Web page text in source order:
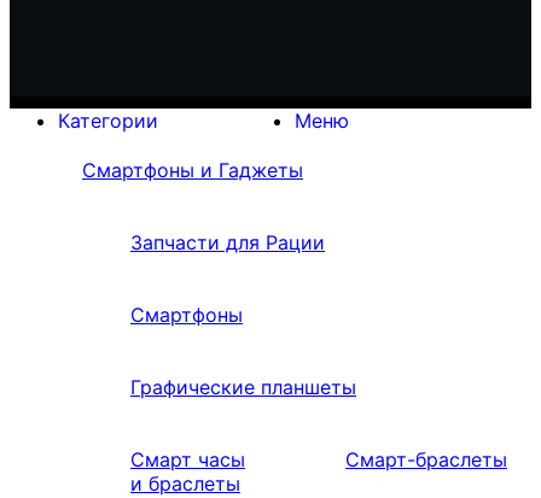
Меню
Категории
Смартфоны и Гаджеты
Запчасти для Рации
Смартфоны
Графические планшеты
Смарт часы
и браслеты
Смарт-браслеты